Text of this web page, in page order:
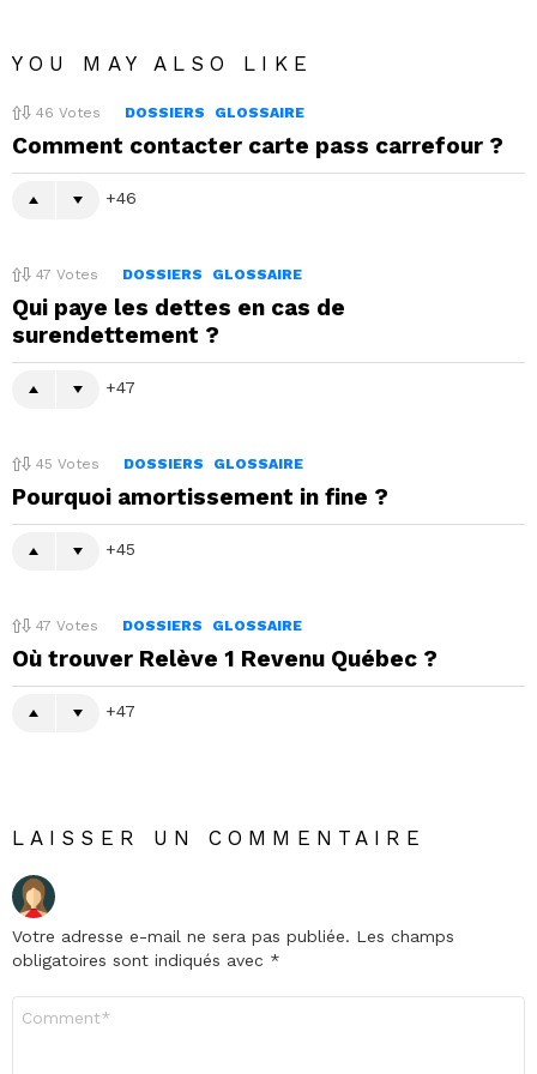
YOU MAY ALSO LIKE
46 Votes DOSSIERS GLOSSAIRE
Comment contacter carte pass carrefour ?
46
47 Votes DOSSIERS GLOSSAIRE
Qui paye les dettes en cas de
surendettement ?
47
45 Votes DOSSIERS GLOSSAIRE
Pourquoi amortissement in fine ?
45
47 Votes DOSSIERS GLOSSAIRE
Où trouver Relève 1 Revenu Québec ?
47
LAISSER UN COMMENTAIRE
Votre adresse e-mail ne sera pas publiée. Les champs
obligatoires sont indiqués avec *